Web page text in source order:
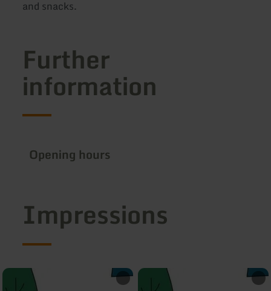
and snacks.
Further
information
Opening hours
Impressions